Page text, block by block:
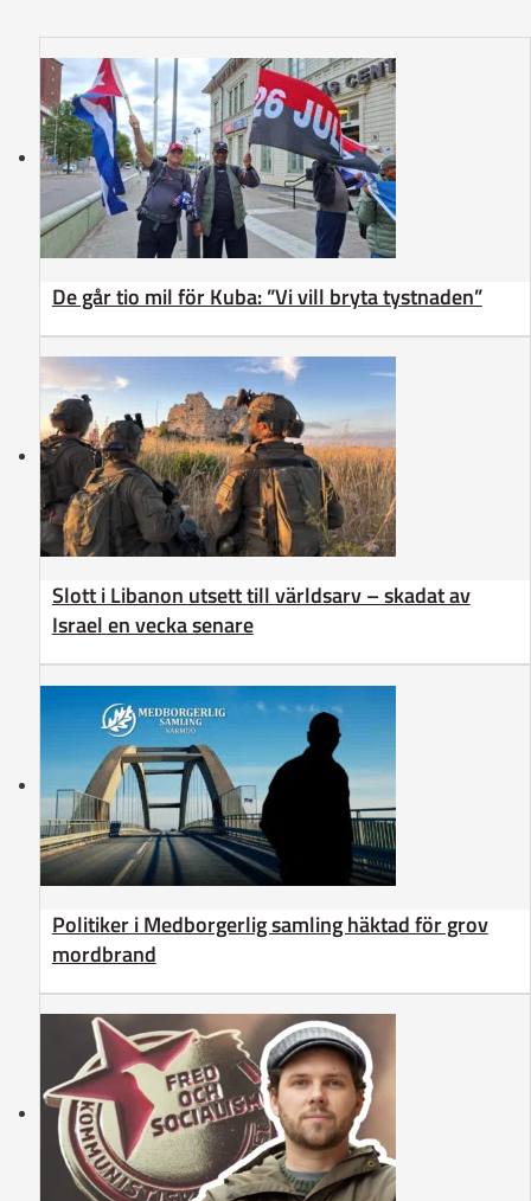
De går tio mil för Kuba: ”Vi vill bryta tystnaden”
Slott i Libanon utsett till världsarv – skadat av
Israel en vecka senare
Politiker i Medborgerlig samling häktad för grov
mordbrand